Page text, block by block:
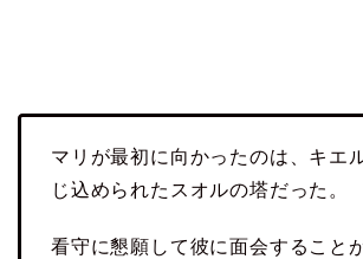
マリが最初に向かったのは、キエ
じ込められたスオルの塔だった。
看守に懇願して彼に面会すること